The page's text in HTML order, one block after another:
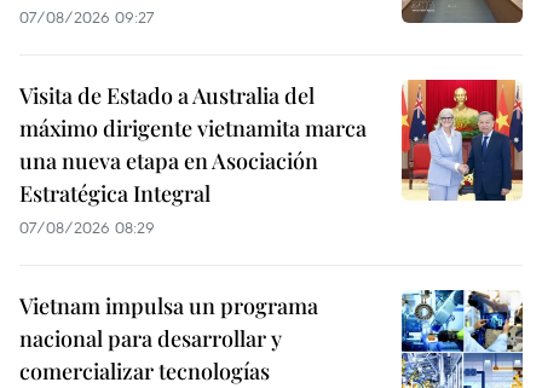
07/08/2026 09:27
Visita de Estado a Australia del
máximo dirigente vietnamita marca
una nueva etapa en Asociación
Estratégica Integral
07/08/2026 08:29
Vietnam impulsa un programa
nacional para desarrollar y
comercializar tecnologías